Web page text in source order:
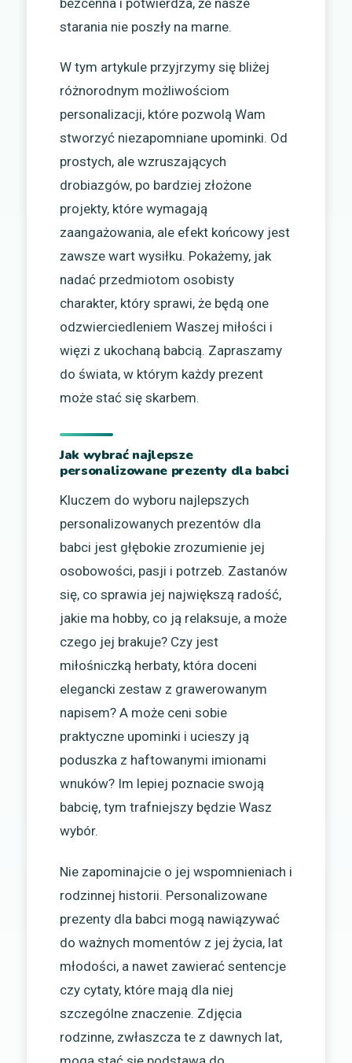
starania nie poszły na marne.
W tym artykule przyjrzymy się bliżej
różnorodnym możliwościom
personalizacji, które pozwolą Wam
stworzyć niezapomniane upominki. Od
prostych, ale wzruszających
drobiazgów, po bardziej złożone
projekty, które wymagają
zaangażowania, ale efekt końcowy jest
zawsze wart wysiłku. Pokażemy, jak
nadać przedmiotom osobisty
charakter, który sprawi, że będą one
odzwierciedleniem Waszej miłości i
więzi z ukochaną babcią. Zapraszamy
do świata, w którym każdy prezent
może stać się skarbem.
Jak wybrać najlepsze
personalizowane prezenty dla babci
Kluczem do wyboru najlepszych
personalizowanych prezentów dla
babci jest głębokie zrozumienie jej
osobowości, pasji i potrzeb. Zastanów
się, co sprawia jej największą radość,
jakie ma hobby, co ją relaksuje, a może
czego jej brakuje? Czy jest
miłośniczką herbaty, która doceni
elegancki zestaw z grawerowanym
napisem? A może ceni sobie
praktyczne upominki i ucieszy ją
poduszka z haftowanymi imionami
wnuków? Im lepiej poznacie swoją
babcię, tym trafniejszy będzie Wasz
wybór.
Nie zapominajcie o jej wspomnieniach i
rodzinnej historii. Personalizowane
prezenty dla babci mogą nawiązywać
do ważnych momentów z jej życia, lat
młodości, a nawet zawierać sentencje
czy cytaty, które mają dla niej
szczególne znaczenie. Zdjęcia
rodzinne, zwłaszcza te z dawnych lat,